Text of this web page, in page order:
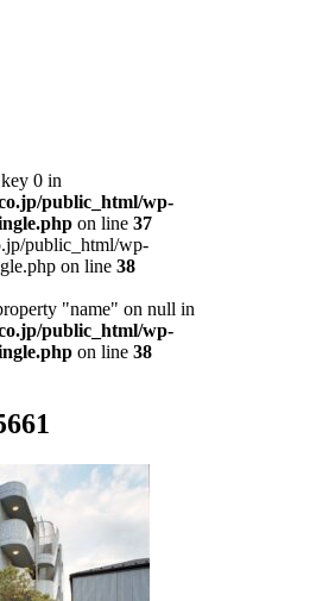
0 in
public_html/wp-
on line 37
public_html/wp-
on line 38
"name" on null in
public_html/wp-
on line 38